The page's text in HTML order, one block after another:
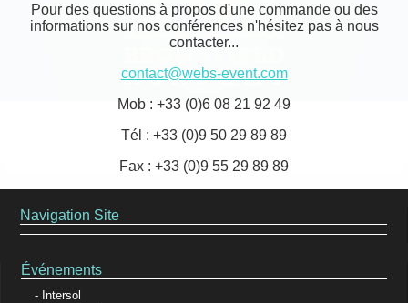
Pour des questions à propos d'une commande ou des
informations sur nos conférences n'hésitez pas à nous
contacter...
contact@webs-event.com
Mob : +33 (0)6 08 21 92 49
Tél : +33 (0)9 50 29 89 89
Fax : +33 (0)9 55 29 89 89
Navigation Site
Événements
Intersol